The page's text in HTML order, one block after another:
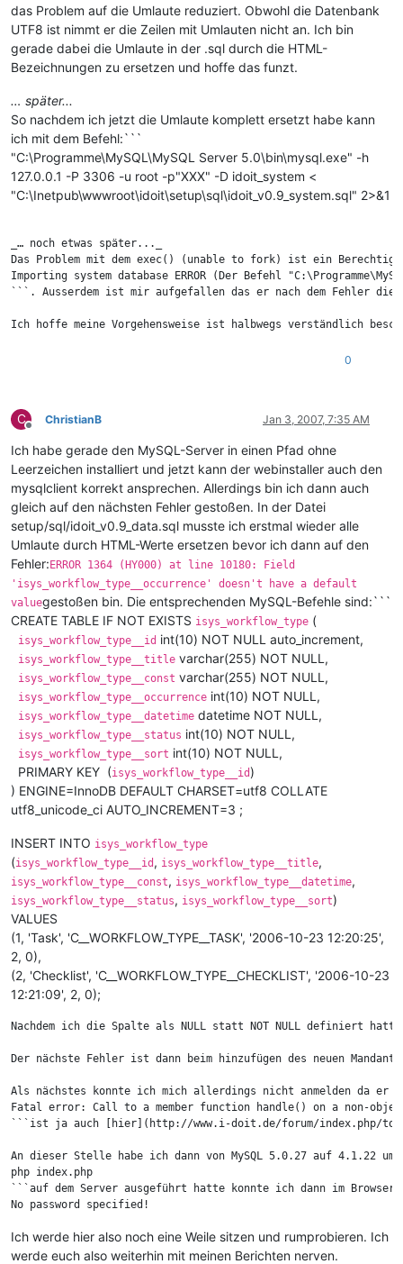
das Problem auf die Umlaute reduziert. Obwohl die Datenbank
UTF8 ist nimmt er die Zeilen mit Umlauten nicht an. Ich bin
gerade dabei die Umlaute in der .sql durch die HTML-
Bezeichnungen zu ersetzen und hoffe das funzt.
… später...
So nachdem ich jetzt die Umlaute komplett ersetzt habe kann
ich mit dem Befehl:```
"C:\Programme\MySQL\MySQL Server 5.0\bin\mysql.exe" -h
127.0.0.1 -P 3306 -u root -p"XXX" -D idoit_system <
"C:\Inetpub\wwwroot\idoit\setup\sql\idoit_v0.9_system.sql" 2>&1
_… noch etwas später..._
Das Problem mit dem exec() (unable to fork) ist ein
Importing system database ERROR (Der Befehl
```. Ausserdem ist mir aufgefallen das er nach dem Fehler die
Ich hoffe meine Vorgehensweise ist halbwegs verständlich
0
C
Offline
ChristianB Jan 3, 2007, 7:35 AM
Ich habe gerade den MySQL-Server in einen Pfad ohne
Leerzeichen installiert und jetzt kann der webinstaller auch den
mysqlclient korrekt ansprechen. Allerdings bin ich dann auch
gleich auf den nächsten Fehler gestoßen. In der Datei
setup/sql/idoit_v0.9_data.sql musste ich erstmal wieder alle
Umlaute durch HTML-Werte ersetzen bevor ich dann auf den
Fehler:ERROR 1364 (HY000) at line 10180: Field
'isys_workflow_type__occurrence' doesn't have a default
valuegestoßen bin. Die entsprechenden MySQL-Befehle sind:```
CREATE TABLE IF NOT EXISTS isys_workflow_type (
isys_workflow_type__id int(10) NOT NULL auto_increment,
isys_workflow_type__title varchar(255) NOT NULL,
isys_workflow_type__const varchar(255) NOT NULL,
isys_workflow_type__occurrence int(10) NOT NULL,
isys_workflow_type__datetime datetime NOT NULL,
isys_workflow_type__status int(10) NOT NULL,
isys_workflow_type__sort int(10) NOT NULL,
PRIMARY KEY (isys_workflow_type__id)
) ENGINE=InnoDB DEFAULT CHARSET=utf8 COLLATE
utf8_unicode_ci AUTO_INCREMENT=3 ;
INSERT INTO isys_workflow_type
(isys_workflow_type__id , isys_workflow_type__title,
isys_workflow_type__const, isys_workflow_type__datetime,
isys_workflow_type__status, isys_workflow_type__sort)
VALUES
(1, 'Task', 'C__WORKFLOW_TYPE__TASK', '2006-10-23 12:20:25',
2, 0),
(2, 'Checklist', 'C__WORKFLOW_TYPE__CHECKLIST', '2006-10-23
12:21:09', 2, 0);
Nachdem ich die Spalte als NULL statt NOT NULL definiert
Der nächste Fehler ist dann beim hinzufügen des neuen
Als nächstes konnte ich mich allerdings nicht anmelden da er
Fatal error: Call to a member function handle() on a non-
```ist ja auch [hier](http://www.i-doit.de/forum/index.php/
An dieser Stelle habe ich dann von MySQL 5.0.27 auf 4.1.22
php index.php
```auf dem Server ausgeführt hatte konnte ich dann im Browser
Ich werde hier also noch eine Weile sitzen und rumprobieren. Ich
werde euch also weiterhin mit meinen Berichten nerven.